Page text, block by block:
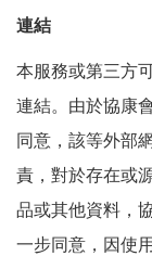
連結
本服務或第三方
連結。由於協康
同意，該等外部
責，對於存在或
品或其他資料，
一步同意，因使